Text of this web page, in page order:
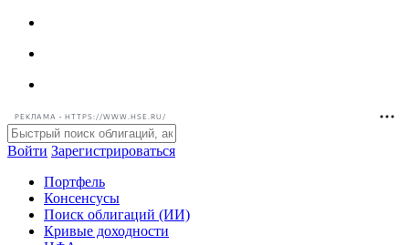
РЕКЛАМА • HTTPS://WWW.HSE.RU/
Войти Зарегистрироваться